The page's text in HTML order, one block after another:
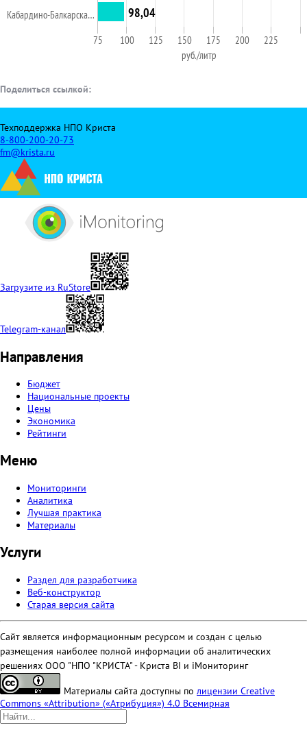
руб./литр
Кабардино-Балкарска…
100
200
75 125 150 175 225
98,04
Поделиться ссылкой:
Техподдержка НПО Криста
8-800-200-20-73
fm@krista.ru
Загрузите из RuStore
Telegram-канал
Направления
Бюджет
Национальные проекты
Цены
Экономика
Рейтинги
Меню
Мониторинги
Аналитика
Лучшая практика
Материалы
Услуги
Раздел для разработчика
Веб-конструктор
Старая версия сайта
Сайт является информационным ресурсом и создан с целью
размещения наиболее полной информации об аналитических
решениях ООО "НПО "КРИСТА" - Криста BI и iМониторинг
Материалы сайта доступны по лицензии Creative
Commons «Attribution» («Атрибуция») 4.0 Всемирная